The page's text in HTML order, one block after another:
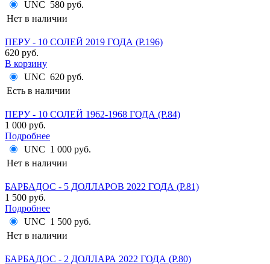
UNC 580 руб.
Нет в наличии
ПЕРУ - 10 СОЛЕЙ 2019 ГОДА (P.196)
620 руб.
В корзину
UNC 620 руб.
Есть в наличии
ПЕРУ - 10 СОЛЕЙ 1962-1968 ГОДА (P.84)
1 000 руб.
Подробнее
UNC 1 000 руб.
Нет в наличии
БАРБАДОС - 5 ДОЛЛАРОВ 2022 ГОДА (P.81)
1 500 руб.
Подробнее
UNC 1 500 руб.
Нет в наличии
БАРБАДОС - 2 ДОЛЛАРА 2022 ГОДА (P.80)